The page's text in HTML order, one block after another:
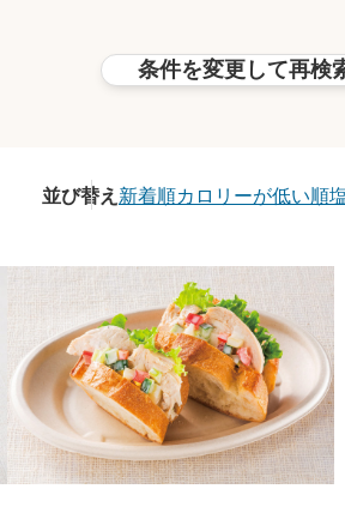
条件を変更して再検
並び替え 新着順カロリーが低い順